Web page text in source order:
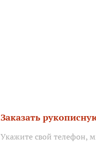
Заказать
Укажите свой телефон,